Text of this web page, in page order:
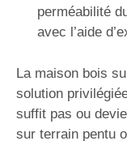
perméabilité
avec l’aide
La maison bois
solution
suffit pas ou
sur terrain pentu